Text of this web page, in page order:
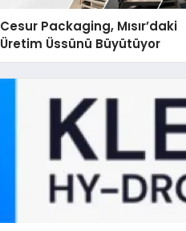
Cesur Packaging, Mısır’daki
Üretim Üssünü Büyütüyor